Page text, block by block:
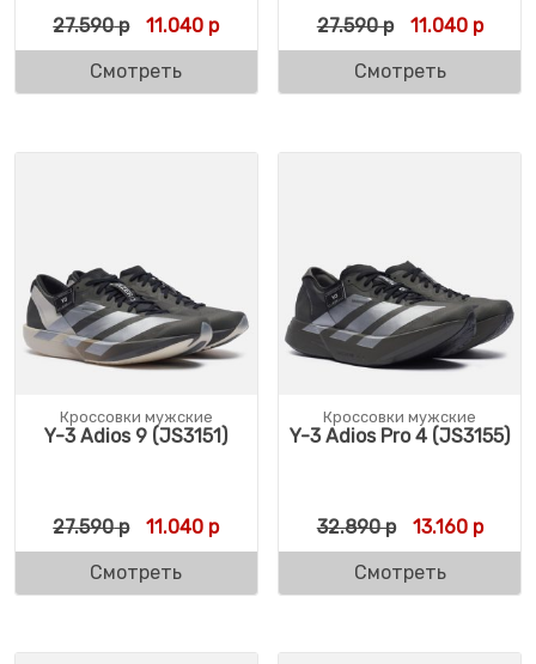
27.590р Первоначальная цена составляла 27.590
11.040 рТекущая цена: 11.040 р.
Смотреть
27.590р 11.040р
Смотреть
Кроссовки мужские
Y-3 Adios 9 (JS3151)
27.590р Первоначальная цена составляла 27.590
11.040 рТекущая цена: 11.040 р.
Смотреть
Кроссовки мужские
Y-3 Adios Pro 4 (JS3155)
32.890р 13.160р
Смотреть